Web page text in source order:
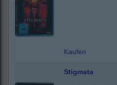
Kaufen
Stigmata